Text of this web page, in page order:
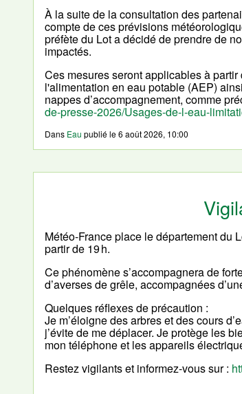
À la suite de la consultation des
compte de ces prévisions
préfète du Lot a décidé de prendre de
impactés.
Ces mesures seront applicables à partir
l'alimentation en eau potable (AEP)
nappes d’accompagnement, comme
de-presse-2026/Usages-de-l-eau-
Dans Eau publié le6 août 2026, 10:00
Météo-France place le département du
partir de 19 h.
Ce phénomène s’accompagnera de
d’averses de grêle, accompagnées
Quelques réflexes de précaution :
Je m’éloigne des arbres et des cours
j’évite de me déplacer. Je protège les
mon téléphone et les appareils
Restez vigilants et informez-vous sur :